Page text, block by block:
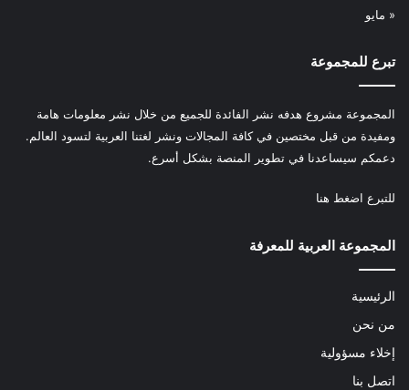
« مايو
تبرع للمجموعة
المجموعة مشروع هدفه نشر الفائدة للجميع من خلال نشر معلومات هامة
ومفيدة من قبل مختصين في كافة المجالات ونشر لغتنا العربية لتسود العالم.
دعمكم سيساعدنا في تطوير المنصة بشكل أسرع.
للتبرع اضغط هنا
المجموعة العربية للمعرفة
الرئيسية
من نحن
إخلاء مسؤولية
اتصل بنا